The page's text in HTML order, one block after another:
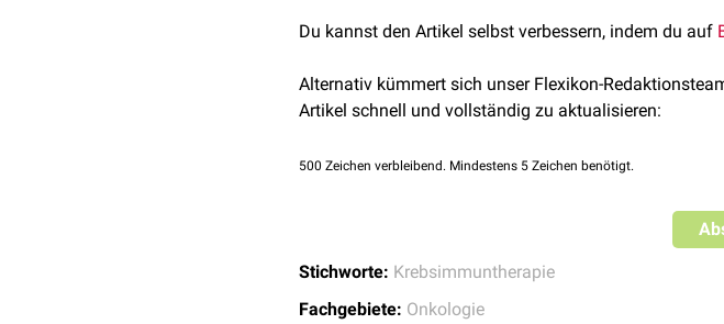
Du kannst den Artikel selbst verbessern, indem du auf
Alternativ kümmert sich unser Flexikon-
Artikel schnell und vollständig zu aktualisieren:
500 Zeichen verbleibend. Mindestens 5 Zeichen benötigt.
Stichworte: Krebsimmuntherapie
Fachgebiete: Onkologie